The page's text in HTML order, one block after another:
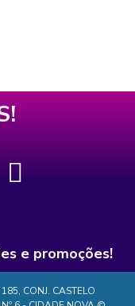
e promoções!
CONJ. CASTELO